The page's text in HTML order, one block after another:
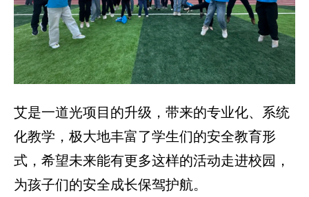
艾是一道光项目的升级，带来的专业化、系统
化教学，极大地丰富了学生们的安全教育形
式，希望未来能有更多这样的活动走进校园，
为孩子们的安全成长保驾护航。